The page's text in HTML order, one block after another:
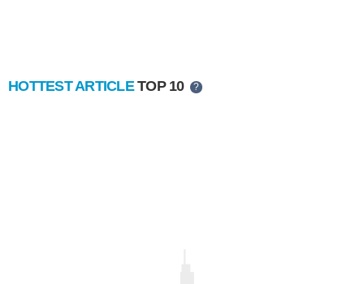
HOTTEST ARTICLETOP 10 ?